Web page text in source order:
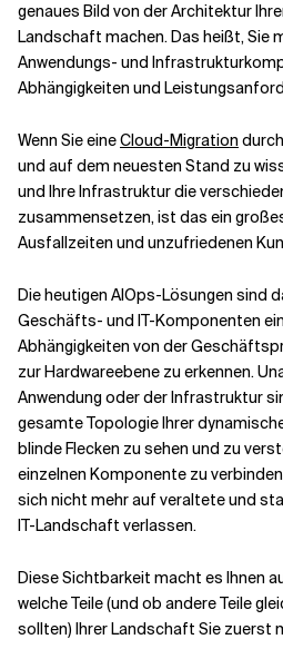
genaues Bild von der Architektur
Landschaft machen. Das heißt, Sie
Anwendungs- und
Abhängigkeiten und
Wenn Sie eineCloud-Migration
und auf dem neuesten Stand zu
und Ihre Infrastruktur die
zusammensetzen, ist das ein
Ausfallzeiten und unzufriedenen
Die heutigen AIOps-Lösungen sind
Geschäfts- und IT-Komponenten
Abhängigkeiten von der
zur Hardwareebene zu erkennen.
Anwendung oder der Infrastruktur
gesamte Topologie Ihrer
blinde Flecken zu sehen und zu
einzelnen Komponente zu
sich nicht mehr auf veraltete und
IT-Landschaft verlassen.
Diese Sichtbarkeit macht es Ihnen
welche Teile (und ob andere Teile
sollten) Ihrer Landschaft Sie zuerst